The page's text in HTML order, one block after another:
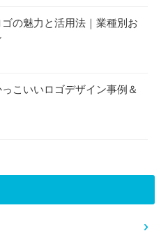
の魅力と活用法｜業種別お
っこいいロゴデザイン事例＆